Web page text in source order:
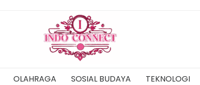
OLAHRAGA SOSIAL BUDAYA TEKNOLOGI